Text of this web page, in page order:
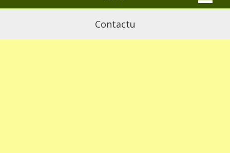
Contactu